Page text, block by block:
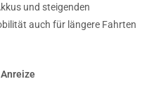
und steigenden
auch für längere Fahrten